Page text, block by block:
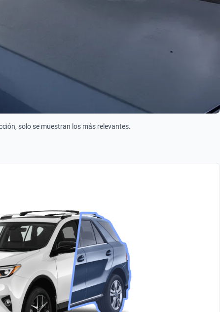
solo se muestran los más relevantes.